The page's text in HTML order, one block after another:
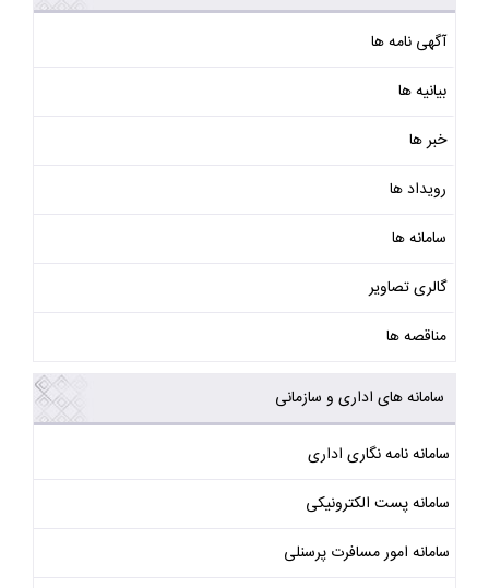
آگهی نامه ها
بیانیه ها
خبر ها
رویداد ها
سامانه ها
گالری تصاویر
مناقصه ها
سامانه های اداری و سازمانی
سامانه نامه نگاری اداری
سامانه پست الکترونیکی
سامانه امور مسافرت پرسنلی